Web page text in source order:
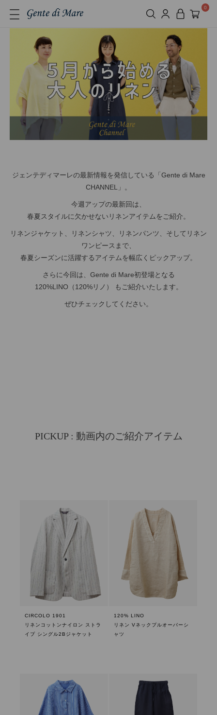
0
ジェンテディマーレの最新情報を発信している「Gente di Mare
CHANNEL」。
今週アップの最新回は、
春夏スタイルに欠かせないリネンアイテムをご紹介。
リネンジャケット、リネンシャツ、リネンパンツ、そしてリネン
ワンピースまで、
春夏シーズンに活躍するアイテムを幅広くピックアップ。
さらに今回は、Gente di Mare初登場となる
120%LINO（120%リノ） もご紹介いたします。
ぜひチェックしてください。
PICKUP : 動画内のご紹介アイテム
CIRCOLO 1901
リネンコットンナイロン ストラ
イプ シングル2Bジャケット
120% LINO
リネン Vネックプルオーバーシ
ャツ